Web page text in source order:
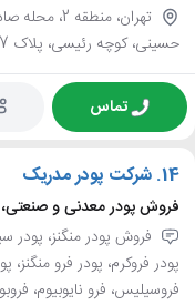
تهران،
حسینی، کوچه رئیسی، پلاک 7، طبقه همکف
تماس
14. شرکت پودر مدریک
فروش پودر معدنی و صنعتی،
فروش پودر منگنز، پودر
پودر فروکرم، پودر فرو منگنز،
فروسیلیس، فرو نایوبیوم،